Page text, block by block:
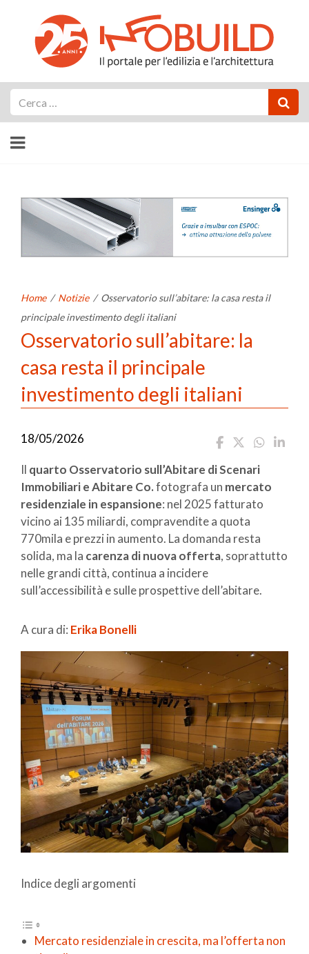
Home / Notizie / Osservatorio sull’abitare: la casa resta il
principale investimento degli italiani
Osservatorio sull’abitare: la
casa resta il principale
investimento degli italiani
18/05/2026
Il quarto Osservatorio sull’Abitare di Scenari
Immobiliari e Abitare Co.fotografa un mercato
residenziale in espansione: nel 2025 fatturato
vicino ai 135 miliardi, compravendite a quota
770mila e prezzi in aumento. La domanda resta
solida, ma la carenza di nuova offerta, soprattutto
nelle grandi città, continua a incidere
sull’accessibilità e sulle prospettive dell’abitare.
A cura di: Erika Bonelli
Indice degli argomenti
Mercato residenziale in crescita, ma l’offerta non